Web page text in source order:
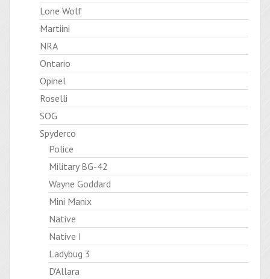
Lone Wolf
Martiini
NRA
Ontario
Opinel
Roselli
SOG
Spyderco
Police
Military BG-42
Wayne Goddard
Mini Manix
Native
Native I
Ladybug 3
D'Allara